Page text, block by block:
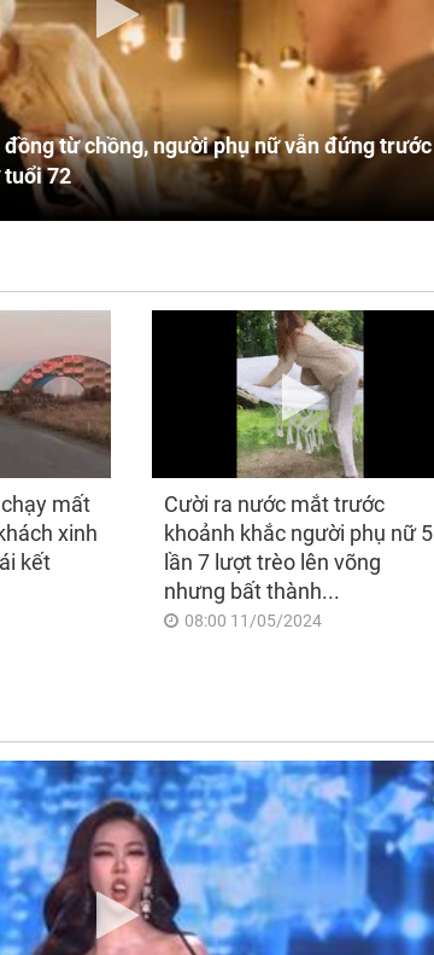
từ chồng, người phụ nữ vẫn đứng trước
tuổi 72
mất
xinh
kết
Cười ra nước mắt trước
khoảnh khắc người phụ nữ 5
lần 7 lượt trèo lên võng
nhưng bất thành...
08:00 11/05/2024